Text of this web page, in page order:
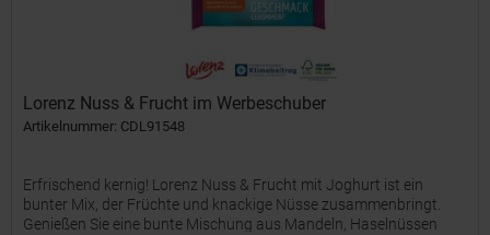
Lorenz Nuss & Frucht im Werbeschuber
Artikelnummer: CDL91548
Erfrischend kernig! Lorenz Nuss & Frucht mit Joghurt ist ein
bunter Mix, der Früchte und knackige Nüsse zusammenbringt.
Genießen Sie eine bunte Mischung aus Mandeln, Haselnüssen